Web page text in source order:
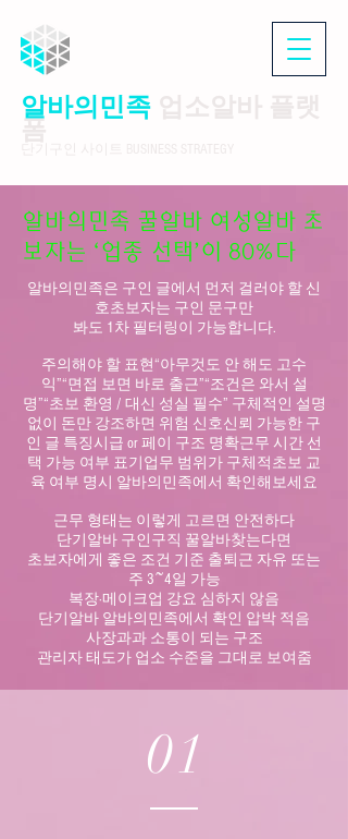
알바의민족
알바의민족 꿀알바 여성알바 초
보자는 ‘업종 선택’이 80%다
알바의민족은 구인 글에서 먼저 걸러야 할 신
호초보자는 구인 문구만
봐도 1차 필터링이 가능합니다.
주의해야 할 표현“아무것도 안 해도 고수
익”“면접 보면 바로 출근”“조건은 와서 설
명”“초보 환영 / 대신 성실 필수” 구체적인 설명
없이 돈만 강조하면 위험 신호신뢰 가능한 구
인 글 특징시급 or 페이 구조 명확근무 시간 선
택 가능 여부 표기업무 범위가 구체적초보 교
육 여부 명시 알바의민족에서 확인해보세요
근무 형태는 이렇게 고르면 안전하다
단기알바 구인구직 꿀알바찾는다면
초보자에게 좋은 조건 기준 출퇴근 자유 또는
주 3~4일 가능
복장·메이크업 강요 심하지 않음
단기알바 알바의민족에서 확인 압박 적음
사장과과 소통이 되는 구조
관리자 태도가 업소 수준을 그대로 보여줌
01